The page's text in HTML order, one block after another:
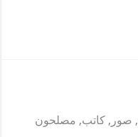
, صور , كاتب, مصلحون